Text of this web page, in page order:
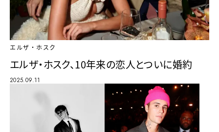
エルザ・ホスク
エルザ・ホスク、10年来の恋人とついに婚約
2025.09.11